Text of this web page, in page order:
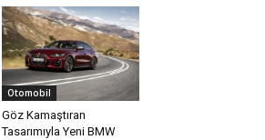
Otomobil
Göz Kamaştıran
Tasarımıyla Yeni BMW